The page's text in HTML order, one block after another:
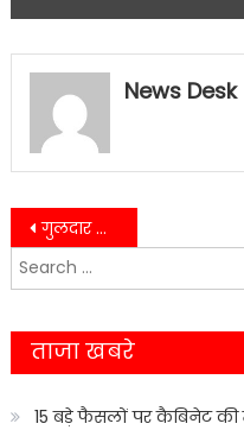
News Desk
Post
navigation
गुलदार ने वन गुर्जरो की बकरियों को उतार मौत के घाट….
Search
for:
ताजा खबरे
15 बड़े फैसलों पर कैबिनेट की